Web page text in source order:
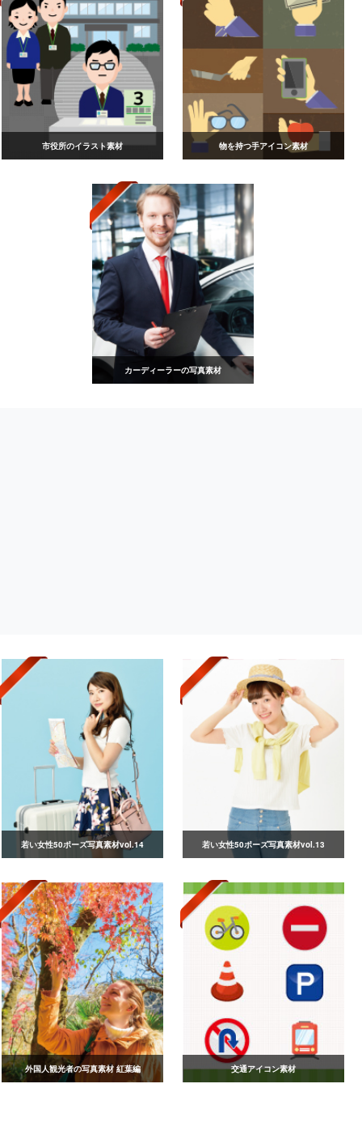
市役所のイラスト素材 物を持つ手アイコン素材
カーディーラーの写真素材
若い女性50ポーズ写真素材vol.14 若い女性50ポーズ写真素材vol.13
外国人観光者の写真素材 紅葉編 交通アイコン素材